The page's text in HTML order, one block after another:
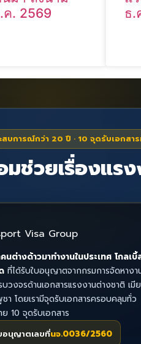
ค. 2569
ธ.
สบการณ์กว่า 20 ปี · 10 จุดรับเอกสาร
ช่วยเรื่องแร
นต่างด้าวมาทำงานในประเทศ โกลเบิ้
ที่ได้รับใบอนุญาตจากกรมการจัดหางา
วงจรด้านเอกสารแรงงานต่างชาติ เมี
า โดยเรามีจุดรับเอกสารครอบคลุมทั่ว
ย 10 จุดรับเอกสาร
อนุญาตเลขที่นจ.0036/2560